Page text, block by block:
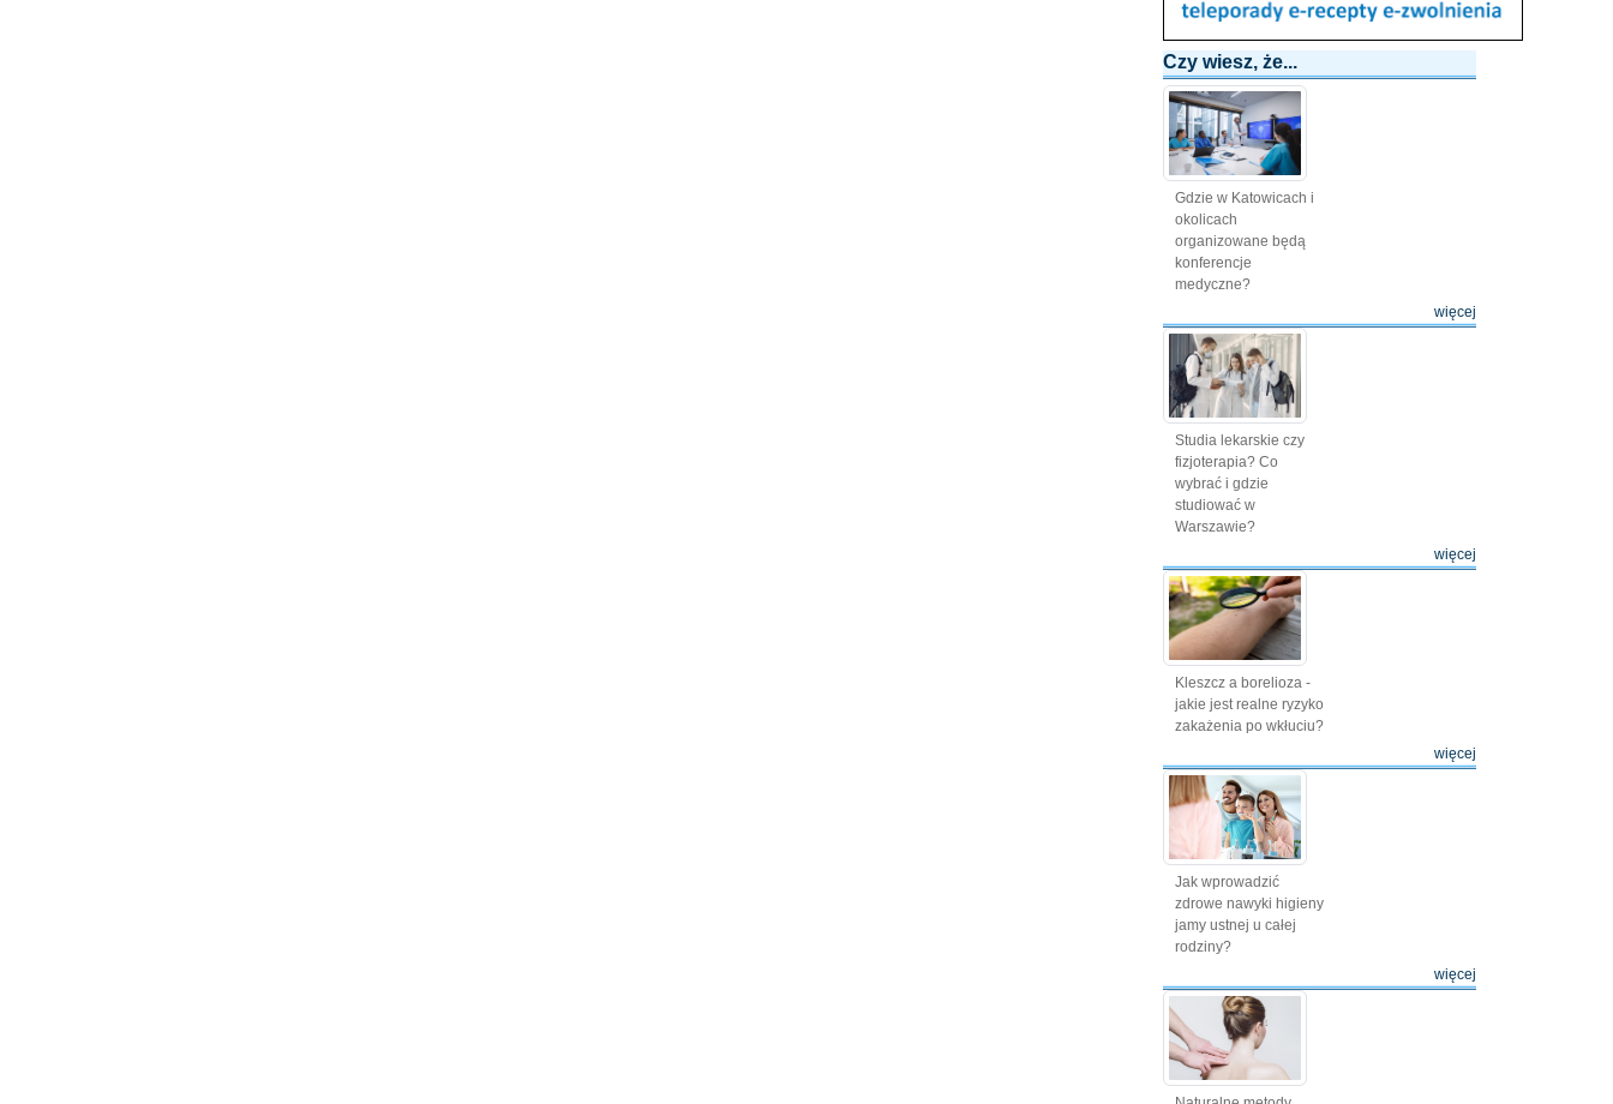
Czy wiesz, że...
Gdzie w Katowicach i
okolicach
organizowane będą
konferencje
medyczne?
więcej
Studia lekarskie czy
fizjoterapia? Co
wybrać i gdzie
studiować w
Warszawie?
więcej
Kleszcz a borelioza -
jakie jest realne ryzyko
zakażenia po wkłuciu?
więcej
Jak wprowadzić
zdrowe nawyki higieny
jamy ustnej u całej
rodziny?
więcej